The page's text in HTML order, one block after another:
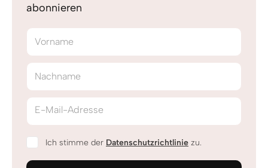
abonnieren
Vorname
Nachname
E-Mail-Adresse
Ich stimme der Datenschutzrichtlinie zu.